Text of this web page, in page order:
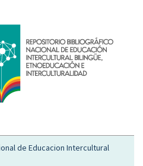
de Educacion Intercultural